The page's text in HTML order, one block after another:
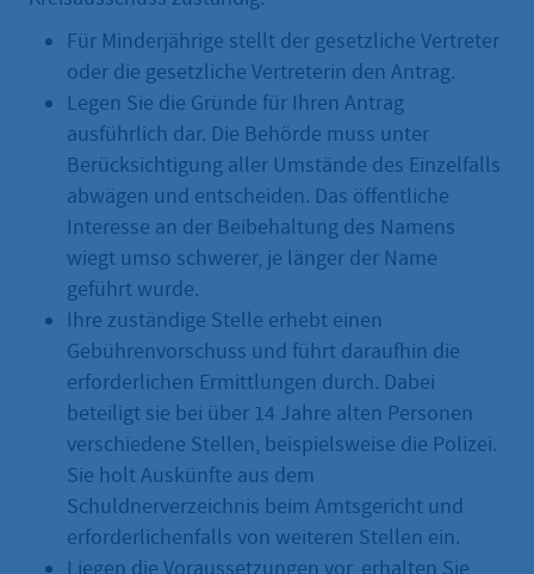
Für Minderjährige stellt der gesetzliche Vertreter
oder die gesetzliche Vertreterin den Antrag.
Legen Sie die Gründe für Ihren Antrag
ausführlich dar. Die Behörde muss unter
Berücksichtigung aller Umstände des Einzelfalls
abwägen und entscheiden. Das öffentliche
Interesse an der Beibehaltung des Namens
wiegt umso schwerer, je länger der Name
geführt wurde.
Ihre zuständige Stelle erhebt einen
Gebührenvorschuss und führt daraufhin die
erforderlichen Ermittlungen durch. Dabei
beteiligt sie bei über 14 Jahre alten Personen
verschiedene Stellen, beispielsweise die Polizei.
Sie holt Auskünfte aus dem
Schuldnerverzeichnis beim Amtsgericht und
erforderlichenfalls von weiteren Stellen ein.